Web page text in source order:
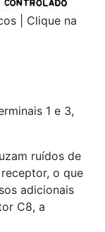
| Clique na
1 e 3,
ruídos de
o que
adicionais
C8, a